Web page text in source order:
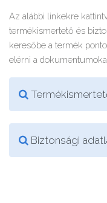
Az alábbi linkekre
termékismertető és
keresőbe a termék
elérni a
Biztonsági